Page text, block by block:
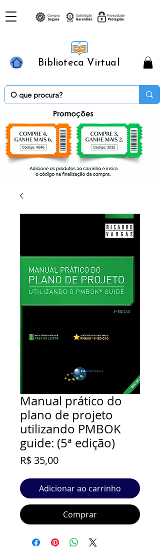
Biblioteca Virtual
Manual prático do
plano de projeto
utilizando PMBOK
guide: (5ª edição)
R$ 35,00Preço
Adicionar ao carrinho
Comprar